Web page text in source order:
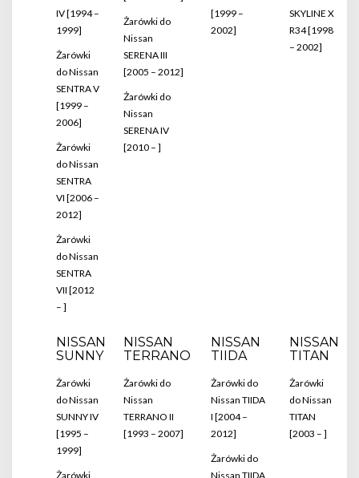
IV [1994 –
1999]
Żarówki
do Nissan
SENTRA V
[1999 –
2006]
Żarówki
do Nissan
SENTRA
VI [2006 –
2012]
Żarówki
do Nissan
SENTRA
VII [2012
– ]
Żarówki do
Nissan
SERENA III
[2005 – 2012]
Żarówki do
Nissan
SERENA IV
[2010 – ]
[1999 –
2002]
SKYLINE X
R34 [1998
– 2002]
NISSAN
SUNNY
Żarówki
do Nissan
SUNNY IV
[1995 –
1999]
Żarówki
NISSAN
TERRANO
Żarówki do
Nissan
TERRANO II
[1993 – 2007]
NISSAN
TIIDA
Żarówki do
Nissan TIIDA
I [2004 –
2012]
Żarówki do
Nissan TIIDA
NISSAN
TITAN
Żarówki
do Nissan
TITAN
[2003 – ]